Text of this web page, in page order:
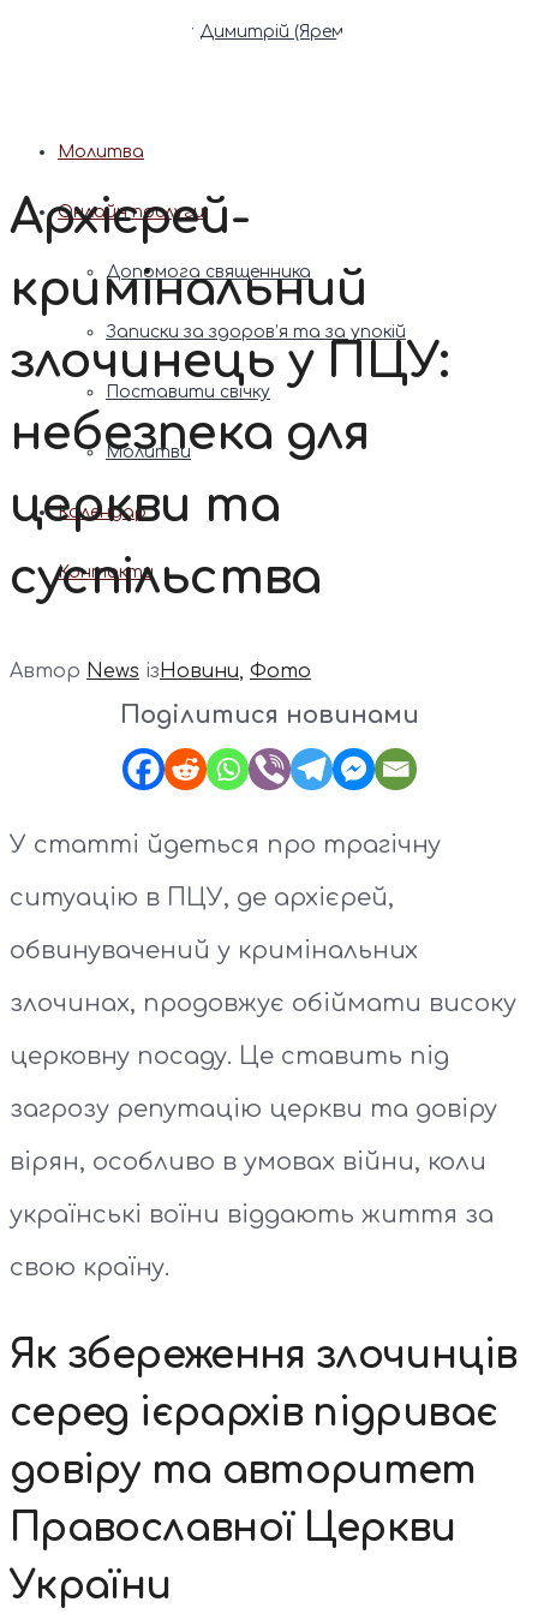
Патріарх Димитрій (Ярема)
Молитва
Онлайн послуги
Допомога священника
Записки за здоров’я та за упокій
Поставити свічку
Молитви
Календар
Контакти
Архієрей-
кримінальний
злочинець у ПЦУ:
небезпека для
церкви та
суспільства
Автор News ізНовини, Фото
Поділитися новинами
У статті йдеться про трагічну
ситуацію в ПЦУ, де архієрей,
обвинувачений у кримінальних
злочинах, продовжує обіймати високу
церковну посаду. Це ставить під
загрозу репутацію церкви та довіру
вірян, особливо в умовах війни, коли
українські воїни віддають життя за
свою країну.
Як збереження злочинців
серед ієрархів підриває
довіру та авторитет
Православної Церкви
України